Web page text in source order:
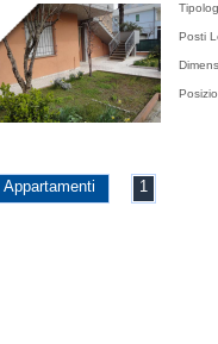
Posti
Appartamenti 1